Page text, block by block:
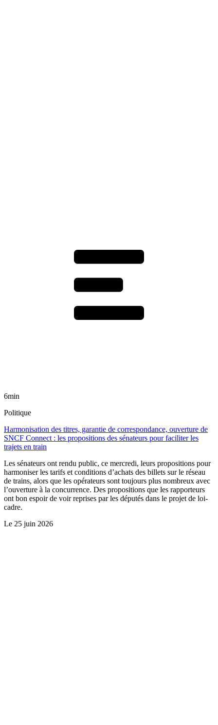
6min
Politique
Harmonisation des titres, garantie de correspondance, ouverture de
SNCF Connect : les propositions des sénateurs pour faciliter les
trajets en train
Les sénateurs ont rendu public, ce mercredi, leurs propositions pour
harmoniser les tarifs et conditions d’achats des billets sur le réseau
de trains, alors que les opérateurs sont toujours plus nombreux avec
l’ouverture à la concurrence. Des propositions que les rapporteurs
ont bon espoir de voir reprises par les députés dans le projet de loi-
cadre.
Le 25 juin 2026